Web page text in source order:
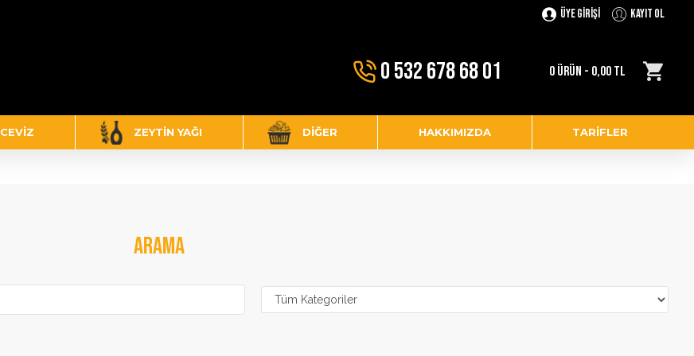
Üye Girişi Kayıt Ol
0 532 678 68 01 0 ÜRÜN - 0,00 TL
CEVIZ ZEYTIN YAĞI DIĞER HAKKIMIZDA TARIFLER
ARAMA